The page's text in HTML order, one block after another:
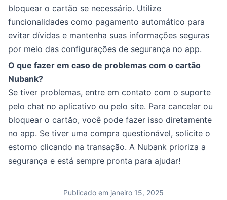
bloquear o cartão se necessário. Utilize
funcionalidades como pagamento automático para
evitar dívidas e mantenha suas informações seguras
por meio das configurações de segurança no app.
O que fazer em caso de problemas com o cartão
Nubank?
Se tiver problemas, entre em contato com o suporte
pelo chat no aplicativo ou pelo site. Para cancelar ou
bloquear o cartão, você pode fazer isso diretamente
no app. Se tiver uma compra questionável, solicite o
estorno clicando na transação. A Nubank prioriza a
segurança e está sempre pronta para ajudar!
Publicado em janeiro 15, 2025